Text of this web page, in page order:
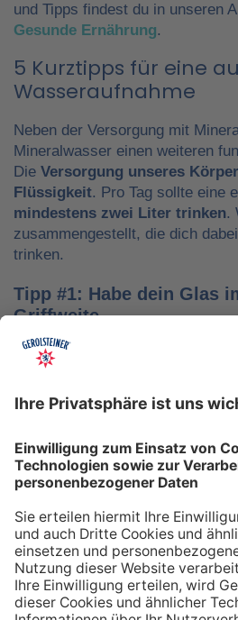
und Tipps findest du in unseren
Gesunde Ernährung.
5 Kurztipps für eine
Wasseraufnahme
Neben der Versorgung mit
Mineralwasser einen weiteren
Die Versorgung unseres
Flüssigkeit. Pro Tag sollte eine
mindestens zwei Liter trinken.
zusammengestellt, die dich
trinken.
Tipp #1: Habe dein Glas
Griffweite
Ob bei der Arbeit oder während
nicht vergisst. Denke daran,
etwas Wasser dabei zu haben.
hinnehmen.
Tipp #2: Trinke direkt
Über Nacht verliert dein Körper
den Tag zu starten, solltest du
Aufstehen ein großes Glas
zum Beispiel eine Flasche